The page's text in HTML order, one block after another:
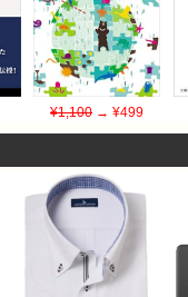
¥1,100 → ¥499